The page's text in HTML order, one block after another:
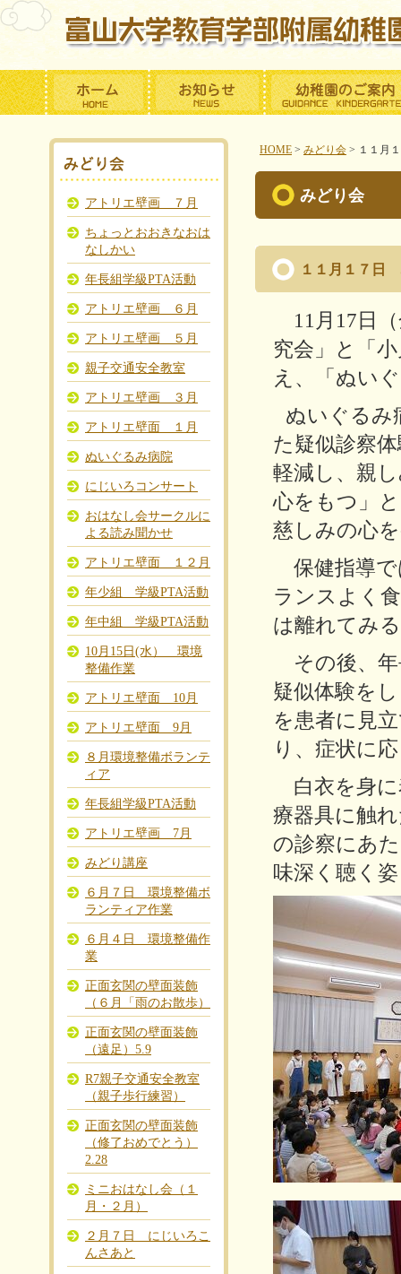
HOME > みどり会 > １１月
みどり会
１１月１７日
11 月 17日
究会」と「
え、「ぬい
ぬいぐるみ
た疑似診察
軽減し、親
心をもつ」
慈しみの心
保健指導
ランスよく
は離れてみ
その後、年
疑似体験を
を患者に見
り、症状に
白衣を身に
療器具に触
の診察にあ
味深く聴く
アトリエ壁画 ７月
ちょっとおおきなおは
なしかい
年長組学級PTA活動
アトリエ壁画 ６月
アトリエ壁画 ５月
親子交通安全教室
アトリエ壁画 ３月
アトリエ壁面 １月
ぬいぐるみ病院
にじいろコンサート
おはなし会サークルに
よる読み聞かせ
アトリエ壁面 １２月
年少組 学級PTA活動
年中組 学級PTA活動
10月15日(水） 環境
整備作業
アトリエ壁面 10月
アトリエ壁面 9月
８月環境整備ボランテ
ィア
年長組学級PTA活動
アトリエ壁画 7月
みどり講座
６月７日 環境整備ボ
ランティア作業
６月４日 環境整備作
業
正面玄関の壁面装飾
（６月「雨のお散歩）
正面玄関の壁面装飾
（遠足）5.9
R7親子交通安全教室
（親子歩行練習）
正面玄関の壁面装飾
（修了おめでとう）
2.28
ミニおはなし会（１
月・２月）
２月７日 にじいろこ
んさあと